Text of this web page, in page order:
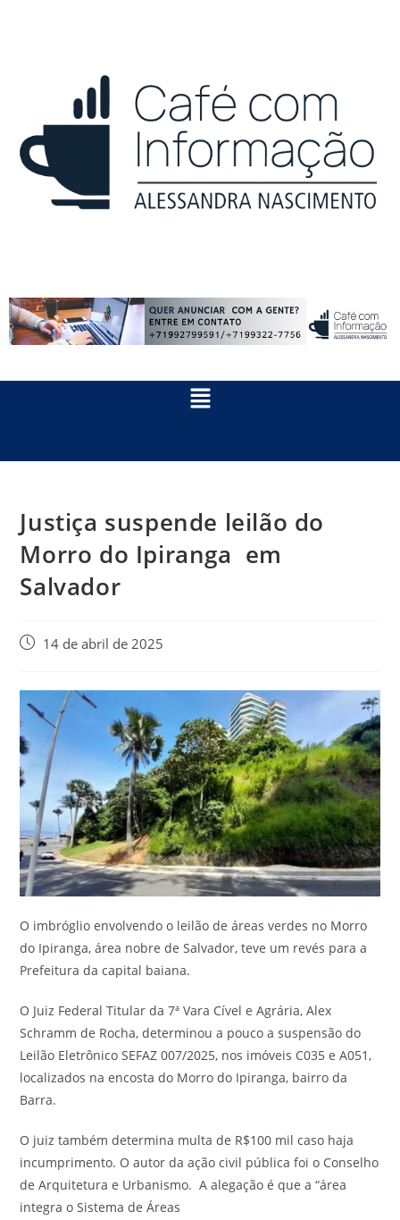
Justiça suspende leilão do
Morro do Ipiranga em
Salvador
14 de abril de 2025
O imbróglio envolvendo o leilão de áreas verdes no Morro
do Ipiranga, área nobre de Salvador, teve um revés para a
Prefeitura da capital baiana.
O Juiz Federal Titular da 7ª Vara Cível e Agrária, Alex
Schramm de Rocha, determinou a pouco a suspensão do
Leilão Eletrônico SEFAZ 007/2025, nos imóveis C035 e A051,
localizados na encosta do Morro do Ipiranga, bairro da
Barra.
O juiz também determina multa de R$100 mil caso haja
incumprimento. O autor da ação civil pública foi o Conselho
de Arquitetura e Urbanismo. A alegação é que a “área
integra o Sistema de Áreas